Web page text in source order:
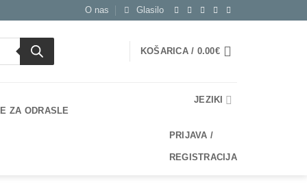
O nas Glasilo
KOŠARICA / 0.00€
ZA ODRASLE
JEZIKI
PRIJAVA /
REGISTRACIJA